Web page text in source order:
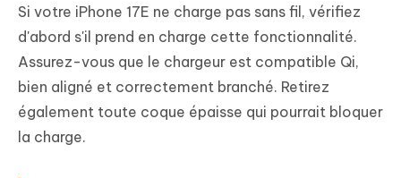
Si votre iPhone 17E ne charge pas sans fil, vérifiez
d'abord s'il prend en charge cette fonctionnalité.
Assurez-vous que le chargeur est compatible Qi,
bien aligné et correctement branché. Retirez
également toute coque épaisse qui pourrait bloquer
la charge.